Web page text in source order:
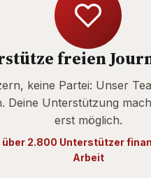
freien
keine Partei: Unser
Deine Unterstützung
erst möglich.
2.800 Unterstützer
Arbeit